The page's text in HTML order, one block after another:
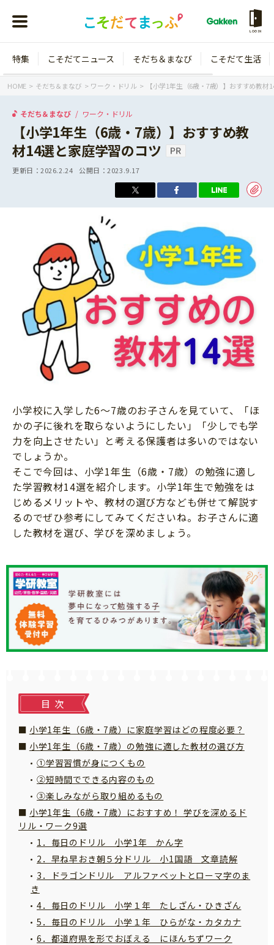
LOGIN
年齢から探す
1歳
小学1年生
小学2年生
小学3年生
小学4年生
小学5年生
小学6年生
こそだてニュース
イベント
ニュース
そだち＆まなび
ワーク・ドリル
幼稚園・保育園
小学校
科学・プログラミング
教育・学習
自由研究・工作
読書感想文
本・読書
運動・あそび・ゲーム
英語
習い事
こそだて生活
住まい
ファッション・美容
行事・イベント
親子でいっしょに
人間関係
おでかけ
家族
料理
マネー
こそだてマンガ
「こそだてまっぷ」とは
サイトのご利⽤にあたって
個⼈情報について
お問い合わせ
特集 こそだてニュース そだち＆まなび こそだて生活
HOME そだち＆まなび ワーク・ドリル 【小学1年生（6歳・7歳）】おすすめ教材
そだち＆まなび ワーク・ドリル
【小学1年生（6歳・7歳）】おすすめ教
材14選と家庭学習のコツ
更新日：2026.2.24 公開日：2023.9.17
小学校に入学した6～7歳のお子さんを見ていて、「ほ
かの子に後れを取らないようにしたい」「少しでも学
力を向上させたい」と考える保護者は多いのではない
でしょうか。
そこで今回は、小学1年生（6歳・7歳）の勉強に適し
た学習教材14選を紹介します。小学1年生で勉強をは
じめるメリットや、教材の選び方なども併せて解説す
るのでぜひ参考にしてみてくださいね。お子さんに適
した教材を選び、学びを深めましょう。
目次
小学1年生（6歳・7歳）に家庭学習はどの程度必要？
小学1年生（6歳・7歳）の勉強に適した教材の選び方
①学習習慣が身につくもの
②短時間でできる内容のもの
③楽しみながら取り組めるもの
小学1年生（6歳・7歳）におすすめ！ 学びを深めるド
リル・ワーク9選
1．毎日のドリル 小学1年 かん字
2．早ね早おき朝５分ドリル 小1国語 文章読解
3．ドラゴンドリル アルファベットとローマ字のま
き
4．毎日のドリル 小学１年 たしざん・ひきざん
5．毎日のドリル 小学１年 ひらがな・カタカナ
6．都道府県を形でおぼえる にほんちずワーク